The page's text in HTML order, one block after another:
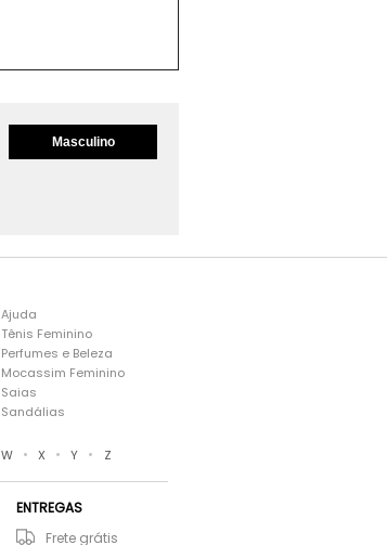
Masculino
Ajuda
Tênis Feminino
Perfumes e Beleza
Mocassim Feminino
Saias
Sandálias
W • X • Y • Z
ENTREGAS
Frete grátis